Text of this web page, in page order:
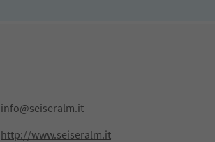
info@seiseralm.it
http://www.seiseralm.it